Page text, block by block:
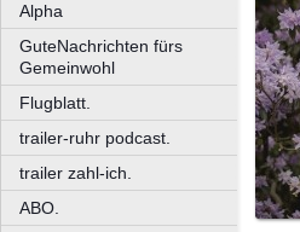
Alpha
GuteNachrichten fürs
Gemeinwohl
Flugblatt.
trailer-ruhr podcast.
trailer zahl-ich.
ABO.